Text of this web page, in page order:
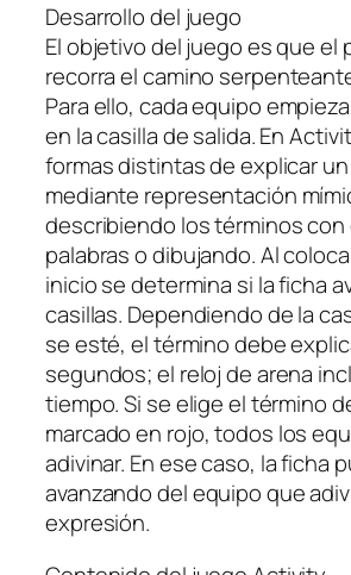
Desarrollo del juego
El objetivo del juego es que el
recorra el camino
Para ello, cada equipo
en la casilla de salida. En
formas distintas de explicar
mediante representación
describiendo los términos con
palabras o dibujando. Al
inicio se determina si la ficha
casillas. Dependiendo de la
se esté, el término debe
segundos; el reloj de arena
tiempo. Si se elige el término
marcado en rojo, todos los
adivinar. En ese caso, la ficha
avanzando del equipo que
expresión.